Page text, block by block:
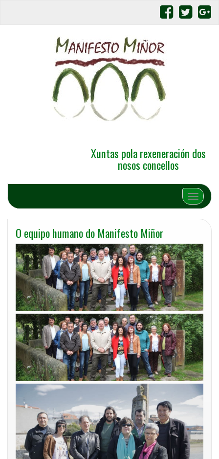
Xuntas pola rexeneración dos
nosos concellos
Alternar
O equipo humano do Manifesto Miñor